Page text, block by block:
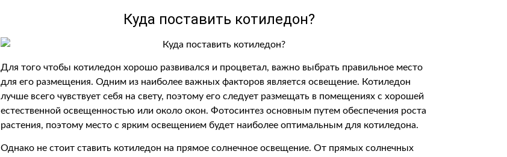
Куда поставить котиледон?
Для того чтобы котиледон хорошо развивался и процветал, важно выбрать правильное место
для его размещения. Одним из наиболее важных факторов является освещение. Котиледон
лучше всего чувствует себя на свету, поэтому его следует размещать в помещениях с хорошей
естественной освещенностью или около окон. Фотосинтез основным путем обеспечения роста
растения, поэтому место с ярким освещением будет наиболее оптимальным для котиледона.
Однако не стоит ставить котиледон на прямое солнечное освещение. От прямых солнечных